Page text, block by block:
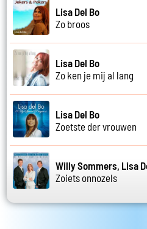
Lisa Del Bo
Zo broos
Lisa Del Bo
Zo ken je mij al lang
Lisa Del Bo
Zoetste der vrouwen
Willy Sommers, Lisa
Zoiets onnozels